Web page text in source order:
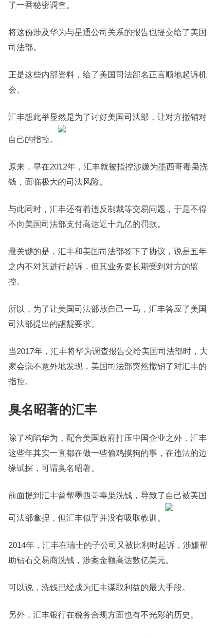
了一番秘密调查。
将这份涉及华为与星通公司关系的报告也提交给了美国
司法部。
正是这些内部资料，给了美国司法部名正言顺地起诉机
会。
汇丰想此举显然是为了讨好美国司法部，让对方撤销对
自己的指控。
原来，早在2012年，汇丰就被指控涉嫌为墨西哥毒枭洗
钱，面临极大的司法风险。
与此同时，汇丰还有着违反制裁等交易问题，于是不得
不向美国司法部支付高达近十九亿的罚款。
最关键的是，汇丰和美国司法部签下了协议，说是五年
之内不对其进行起诉，但其业务要长期受到对方的监
控。
所以，为了让美国司法部放自己一马，汇丰答应了美国
司法部提出的龌龊要求。
当2017年，汇丰将华为调查报告交给美国司法部时，大
家会毫不意外地发现，美国司法部突然撤销了对汇丰的
指控。
臭名昭著的汇丰
除了构陷华为，配合美国政府打压中国企业之外，汇丰
这些年其实一直都在做一些偷鸡摸狗的事，在违法的边
缘试探，可谓臭名昭著。
前面提到汇丰曾帮墨西哥毒枭洗钱，导致了自己被美国
司法部拿捏，但汇丰似乎并没有吸取教训。
2014年，汇丰在瑞士的子公司又被比利时起诉，涉嫌帮
助钻石交易商洗钱，涉案金额高达数亿美元。
可以说，洗钱已经成为汇丰谋取利益的最大手段。
另外，汇丰银行在税务合规方面也有不光彩的历史。